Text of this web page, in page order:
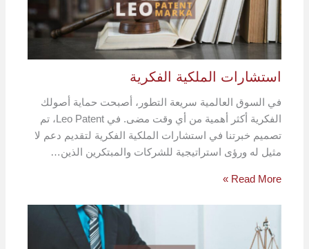
استشارات الملكية الفكرية
في السوق العالمية سريعة التطور، أصبحت حماية أصولك
الفكرية أكثر أهمية من أي وقت مضى. في Leo Patent، تم
تصميم خبرتنا في استشارات الملكية الفكرية لتقديم دعم لا
مثيل له ورؤى استراتيجية للشركات والمبتكرين الذين…
Read More »